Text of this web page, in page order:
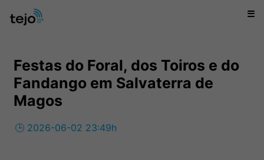
☰
Festas do Foral, dos Toiros e do
Fandango em Salvaterra de
Magos
🕒 2026-06-02 23:49h